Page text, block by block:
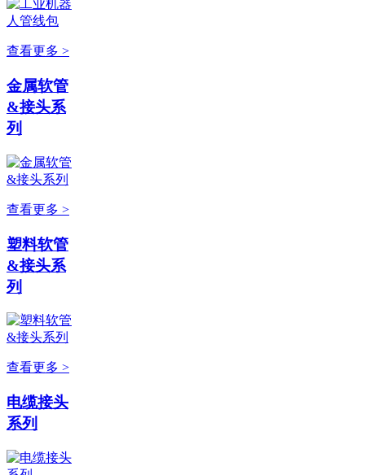
查看更多 >
金属软管
&接头系
列
查看更多 >
塑料软管
&接头系
列
查看更多 >
电缆接头
系列